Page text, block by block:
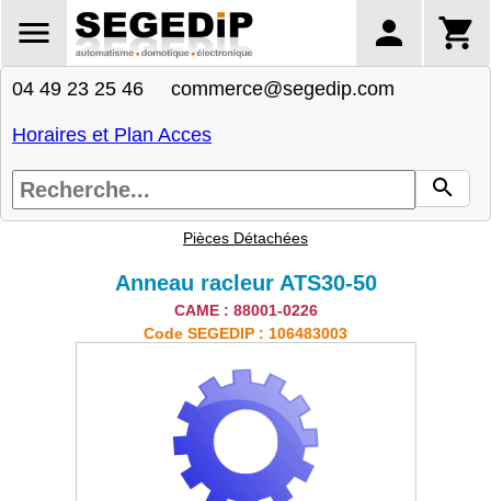
04 49 23 25 46 commerce@segedip.com
Horaires et Plan Acces
Pièces Détachées
Anneau racleur ATS30-50
CAME : 88001-0226
Code SEGEDIP : 106483003